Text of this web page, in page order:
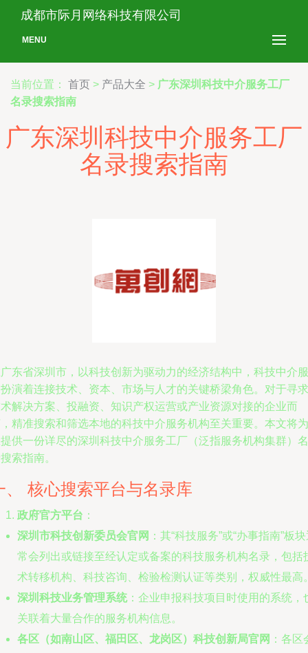
成都市际月网络科技有限公司
MENU
当前位置： 首页 > 产品大全 > 广东深圳科技中介服务工厂
名录搜索指南
广东深圳科技中介服务工厂
名录搜索指南
东省深圳市，以科技创新为驱动力的经济结构中，科技中介服
演着连接技术、资本、市场与人才的关键桥梁角色。对于寻求
解决方案、投融资、知识产权运营或产业资源对接的企业而
精准搜索和筛选本地的科技中介服务机构至关重要。本文将为
供一份详尽的深圳科技中介服务工厂（泛指服务机构集群）名
索指南。
、 核心搜索平台与名录库
政府官方平台 ：
深圳市科技创新委员会官网 ：其“科技服务”或“办事指南”板
常会列出或链接至经认定或备案的科技服务机构名录，包括
术转移机构、科技咨询、检验检测认证等类别，权威性最高
深圳科技业务管理系统：企业申报科技项目时使用的系统，
关联着大量合作的服务机构信息。
各区（如南山区、福田区、龙岗区）科技创新局官网 ：各区